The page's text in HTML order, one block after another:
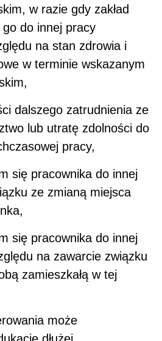
w razie gdy zakład
go do innej pracy
na stan zdrowia i
w terminie wskazanym
dalszego zatrudnienia ze
lub utratę zdolności do
pracy,
się pracownika do innej
ze zmianą miejsca
się pracownika do innej
na zawarcie związku
zamieszkałą w tej
może